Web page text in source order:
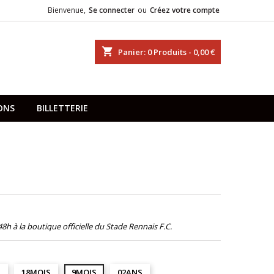
Bienvenue, Se connecter ou Créez votre compte
shopping_cart Panier: 0Produits - 0,00 €
BILLETTERIE
à la boutique officielle du Stade Rennais F.C.